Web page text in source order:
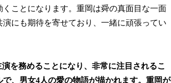
ことになります。重岡は舜の真面目な一面
にも期待を寄せており、一緒に頑張ってい
を務めることになり、非常に注目されるこ
、男女4人の愛の物語が描かれます。重岡が